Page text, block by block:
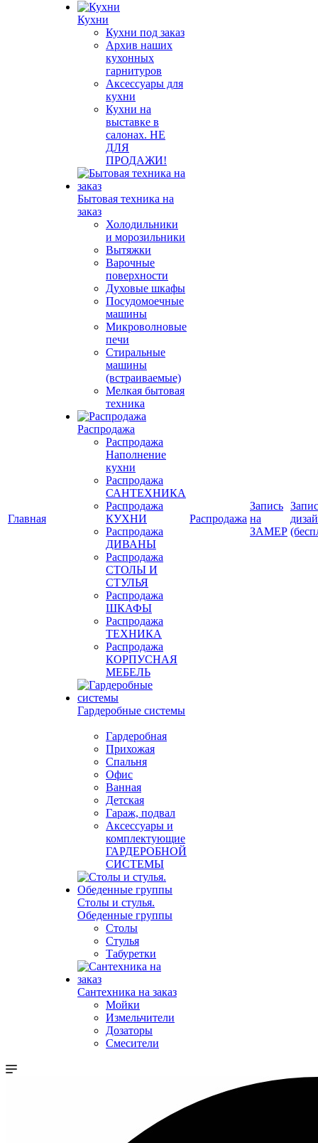
Главная
Кухни
Кухни под заказ
Архив наших
кухонных
гарнитуров
Аксессуары для
кухни
Кухни на
выставке в
салонах. НЕ
ДЛЯ
ПРОДАЖИ!
Бытовая техника на
заказ
Холодильники
и морозильники
Вытяжки
Варочные
поверхности
Духовые шкафы
Посудомоечные
машины
Микроволновые
печи
Стиральные
машины
(встраиваемые)
Мелкая бытовая
техника
Распродажа
Распродажа
Наполнение
кухни
Распродажа
САНТЕХНИКА
Распродажа
КУХНИ
Распродажа
ДИВАНЫ
Распродажа
СТОЛЫ И
СТУЛЬЯ
Распродажа
ШКАФЫ
Распродажа
ТЕХНИКА
Распродажа
КОРПУСНАЯ
МЕБЕЛЬ
Гардеробные системы
Гардеробная
Прихожая
Спальня
Офис
Ванная
Детская
Гараж, подвал
Аксессуары и
комплектующие
ГАРДЕРОБНОЙ
СИСТЕМЫ
Столы и стулья.
Обеденные группы
Столы
Стулья
Табуретки
Сантехника на заказ
Мойки
Измельчители
Дозаторы
Смесители
Распродажа
Запись
на
ЗАМЕР